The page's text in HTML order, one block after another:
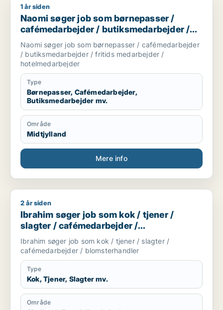
Naomi søger job som børnepasser / cafémedarbejder /
1 år siden
Naomi søger job som børnepasser /
cafémedarbejder / butiksmedarbejder /
fritids medarbejder / hotelmedarbejder
Naomi søger job som børnepasser / cafémedarbejder
/ butiksmedarbejder / fritids medarbejder /
hotelmedarbejder
Type
Børnepasser, Cafémedarbejder,
Butiksmedarbejder mv.
Område
Midtjylland
Mere info
Ibrahim søger job som kok / tjener / slagter /
2 år siden
Ibrahim søger job som kok / tjener /
slagter / cafémedarbejder /
blomsterhandler
Ibrahim søger job som kok / tjener / slagter /
cafémedarbejder / blomsterhandler
Type
Kok, Tjener, Slagter mv.
Område